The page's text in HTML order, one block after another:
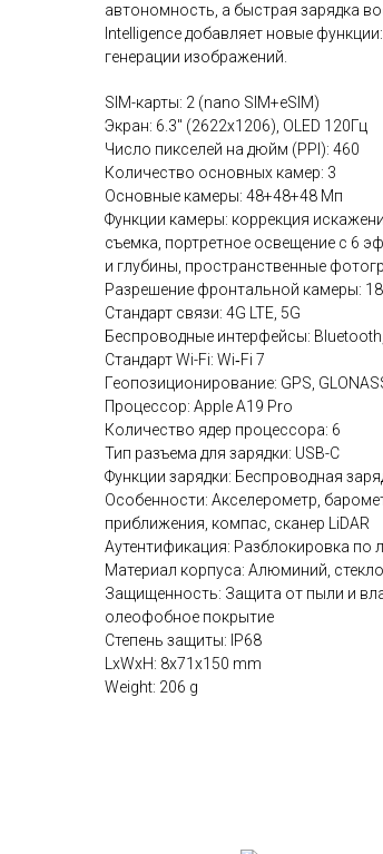
автономность, а быстрая зарядка
Intelligence добавляет новые
генерации изображений.
SIM-карты: 2 (nano SIM+eSIM)
Экран: 6.3" (2622x1206), OLED 120Гц
Число пикселей на дюйм (PPI): 460
Количество основных камер: 3
Основные камеры: 48+48+48 Мп
Функции камеры: коррекция
съемка, портретное освещение с 6
и глубины, пространственные
Разрешение фронтальной камеры:
Стандарт связи: 4G LTE, 5G
Беспроводные интерфейсы: Bluetooth,
Стандарт Wi-Fi: Wi‑Fi 7
Геопозиционирование: GPS,
Процессор: Apple A19 Pro
Количество ядер процессора: 6
Тип разъема для зарядки: USB-C
Функции зарядки: Беспроводная
Особенности: Акселерометр,
приближения, компас, сканер LiDAR
Аутентификация: Разблокировка по
Материал корпуса: Алюминий, стекло
Защищенность: Защита от пыли и
олеофобное покрытие
Степень защиты: IP68
LxWxH: 8x71x150 mm
Weight: 206 g